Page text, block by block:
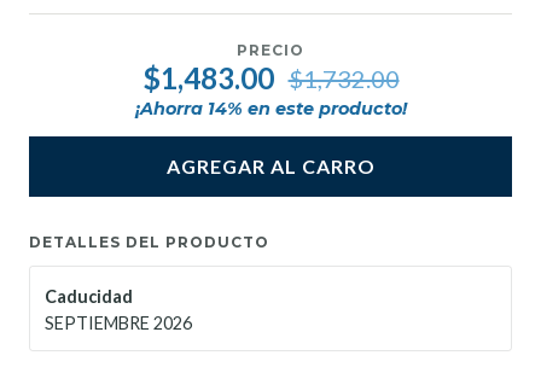
PRECIO
$1,483.00 $1,732.00
¡Ahorra 14% en este producto!
AGREGAR AL CARRO
DETALLES DEL PRODUCTO
Caducidad
SEPTIEMBRE 2026